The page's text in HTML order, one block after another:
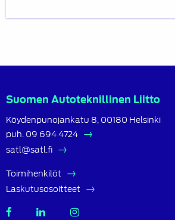
Suomen Autoteknillinen Liitto
Köydenpunojankatu 8, 00180 Helsinki
puh. 09 694 4724
satl@satl.fi
Toimihenkilöt
Laskutusosoitteet
SATL
SATL